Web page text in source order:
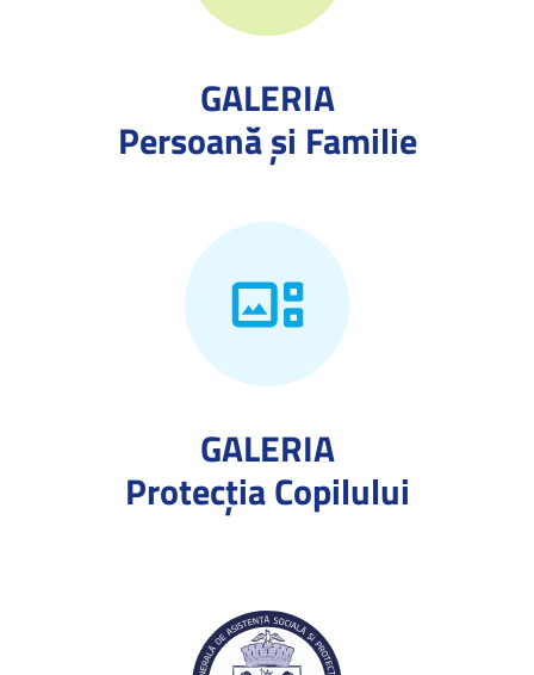
GALERIA
Persoană și Familie
GALERIA
Protecţia Copilului